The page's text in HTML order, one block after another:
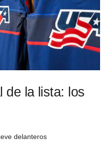
de la lista: los
delanteros